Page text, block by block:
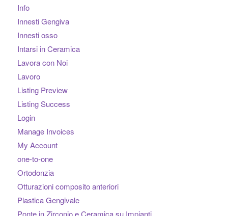
Info
Innesti Gengiva
Innesti osso
Intarsi in Ceramica
Lavora con Noi
Lavoro
Listing Preview
Listing Success
Login
Manage Invoices
My Account
one-to-one
Ortodonzia
Otturazioni composito anteriori
Plastica Gengivale